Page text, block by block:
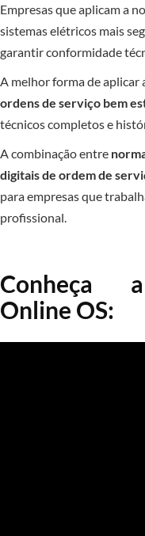
Empresas que aplicam a
sistemas elétricos mais
garantir conformidade
A melhor forma de aplicar
ordens de serviço bem
técnicos completos e
A combinação entre
digitais de ordem de
para empresas que
profissional.
Conheça
Online OS: